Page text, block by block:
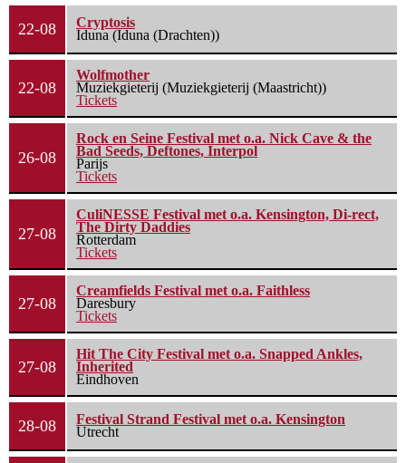
22-08
Cryptosis
Iduna (Iduna (Drachten))
22-08
Wolfmother
Muziekgieterij (Muziekgieterij (Maastricht))
Tickets
26-08
Rock en Seine Festival met o.a. Nick Cave & the
Bad Seeds, Deftones, Interpol
Parijs
Tickets
27-08
CuliNESSE Festival met o.a. Kensington, Di-rect,
The Dirty Daddies
Rotterdam
Tickets
27-08
Creamfields Festival met o.a. Faithless
Daresbury
Tickets
27-08
Hit The City Festival met o.a. Snapped Ankles,
Inherited
Eindhoven
28-08
Festival Strand Festival met o.a. Kensington
Utrecht